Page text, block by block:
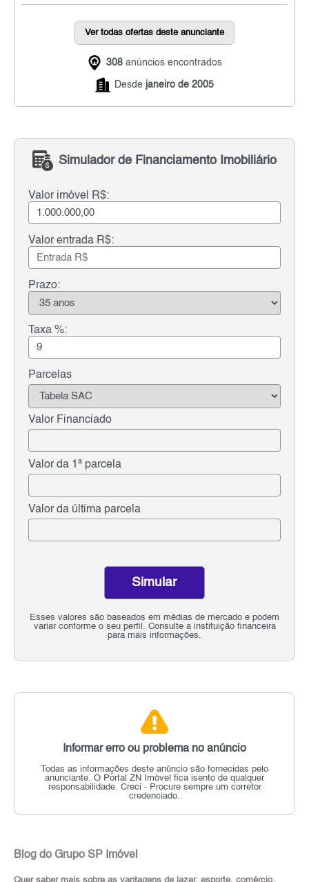
Ver todas ofertas deste anunciante
308 anúncios encontrados
Desde janeiro de 2005
Simulador de Financiamento Imobiliário
Valor imóvel R$:
Valor entrada R$:
Prazo:
Taxa %:
Parcelas
Valor Financiado
Valor da 1ª parcela
Valor da última parcela
Esses valores são baseados em médias de mercado e podem
variar conforme o seu perfil. Consulte a instituição financeira
para mais informações.
Simular
Informar erro ou problema no anúncio
Todas as informações deste anúncio são fornecidas pelo
anunciante. O Portal ZN Imóvel fica isento de qualquer
responsabilidade. Creci - Procure sempre um corretor
credenciado.
Blog do Grupo SP Imóvel
Quer saber mais sobre as vantagens de lazer, esporte, comércio,